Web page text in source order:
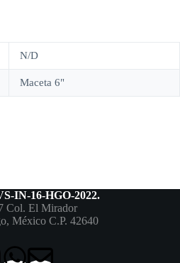
N/D
Maceta 6"
IN-16-HGO-2022.
Col. El Mirador
México C.P. 42640